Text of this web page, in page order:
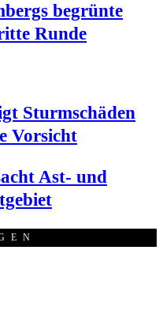
begrün­te
Runde
Sturm­schä­den
Vorsicht
Ast- und